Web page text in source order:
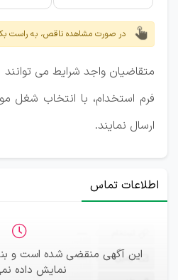
در صورت مشاهده ناقص، به راست
متقاضیان واجد شرایط می
فرم استخدام، با انتخاب شغل
ارسال نمایند.
اطلاعات تماس
این آگهی منقضی شده است و
نمایش داده
ایمیل —